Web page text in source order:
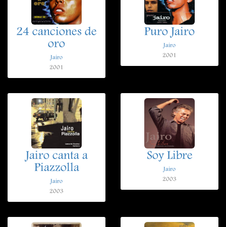
24 canciones de
oro
Jairo
2001
Puro Jairo
Jairo
2001
Jairo canta a
Piazzolla
Jairo
2003
Soy Libre
Jairo
2003